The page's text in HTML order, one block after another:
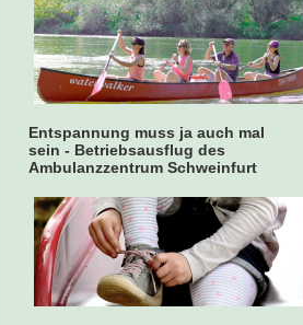
Entspannung muss ja auch mal
sein - Betriebsausflug des
Ambulanzzentrum Schweinfurt